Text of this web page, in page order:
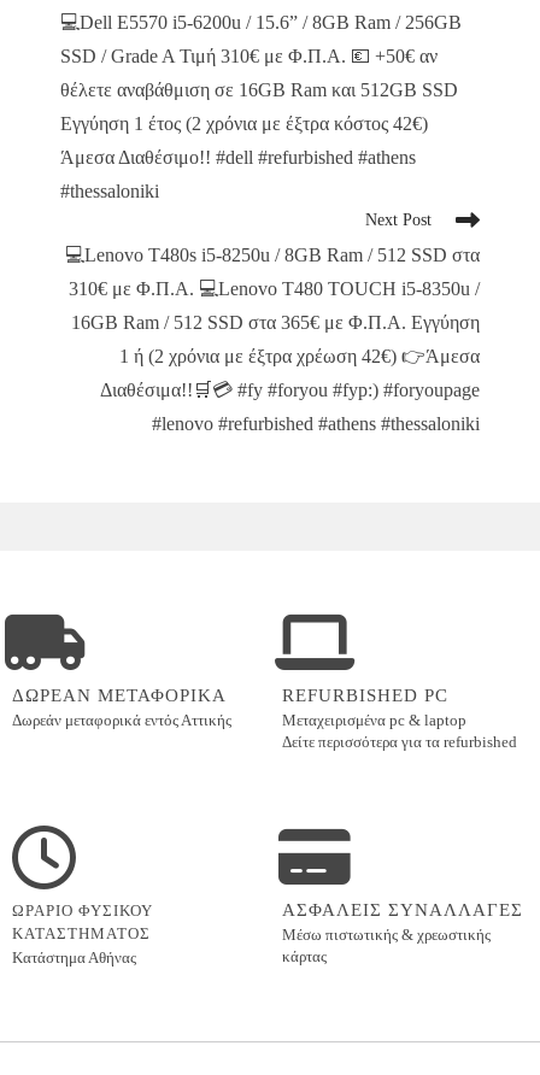
💻Dell E5570 i5-6200u / 15.6” / 8GB Ram / 256GB
SSD / Grade A Τιμή 310€ με Φ.Π.Α. 💶 +50€ αν
θέλετε αναβάθμιση σε 16GB Ram και 512GB SSD
Εγγύηση 1 έτος (2 χρόνια με έξτρα κόστος 42€)
Άμεσα Διαθέσιμο!! #dell #refurbished #athens
#thessaloniki
Next Post
💻Lenovo T480s i5-8250u / 8GB Ram / 512 SSD στα
310€ με Φ.Π.Α. 💻Lenovo T480 TOUCH i5-8350u /
16GB Ram / 512 SSD στα 365€ με Φ.Π.Α. Εγγύηση
1 ή (2 χρόνια με έξτρα χρέωση 42€) 👉Άμεσα
Διαθέσιμα!!🛒💳 #fy #foryou #fyp:) #foryoupage
#lenovo #refurbished #athens #thessaloniki
ΔΩΡΕΑΝ ΜΕΤΑΦΟΡΙΚΑ
Δωρεάν μεταφορικά εντός Αττικής
REFURBISHED PC
Μεταχειρισμένα pc & laptop
Δείτε περισσότερα για τα refurbished
ΩΡΑΡΙΟ ΦΥΣΙΚΟΥ
ΚΑΤΑΣΤΗΜΑΤΟΣ
Κατάστημα Αθήνας
ΑΣΦΑΛΕΙΣ ΣΥΝΑΛΛΑΓΕΣ
Μέσω πιστωτικής & χρεωστικής
κάρτας